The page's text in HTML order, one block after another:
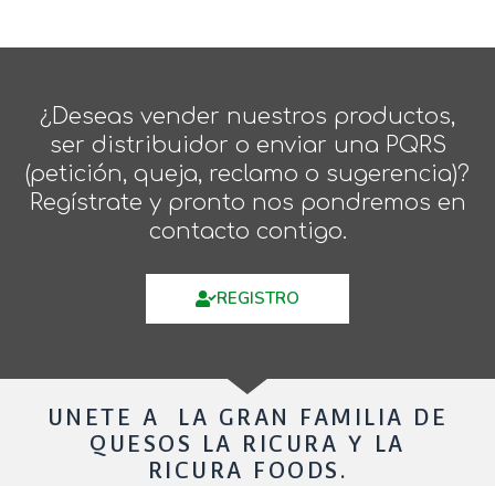
¿Deseas vender nuestros productos,
ser distribuidor o enviar una PQRS
(petición, queja, reclamo o sugerencia)?
Regístrate y pronto nos pondremos en
contacto contigo.
REGISTRO
UNETE A LA GRAN FAMILIA DE
QUESOS LA RICURA Y LA
RICURA FOODS.